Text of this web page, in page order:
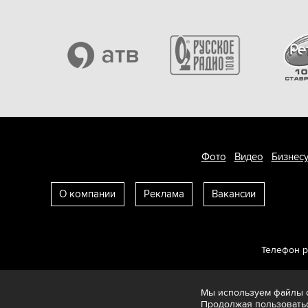
Фото Видео
О компании Реклама Вакансии
Телефон
Мы используем файлы
Продолжая